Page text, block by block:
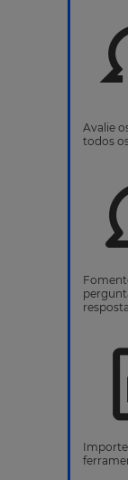
Avalie
todos
Importe